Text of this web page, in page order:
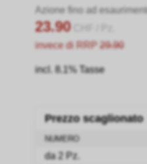
Azione fino ad
23.90
invece di RRP 29.90
incl. 8.1% Tasse
Prezzo scaglionato
NUMERO
da 2 Pz.